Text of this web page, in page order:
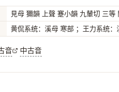
見母 獮韻 上聲 蹇小韻 九輦切 三等
黄侃系统：溪母 寒部 ；王力系统：
音 中古音